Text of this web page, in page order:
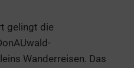
gelingt die
Wanderreisen. Das